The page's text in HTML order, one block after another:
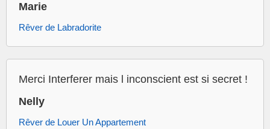
Marie
Rêver de Labradorite
Merci Interferer mais l inconscient est si secret !
Nelly
Rêver de Louer Un Appartement